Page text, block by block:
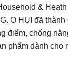
&
O HUI đã
điểm, chống
phẩm dành cho